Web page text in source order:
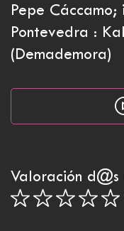
Pepe
Pontevedra :
(Demademora)
Valoración d@s